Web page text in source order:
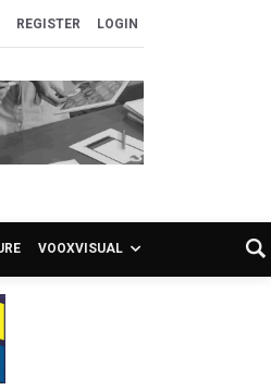
REGISTER LOGIN
VOOXVISUAL